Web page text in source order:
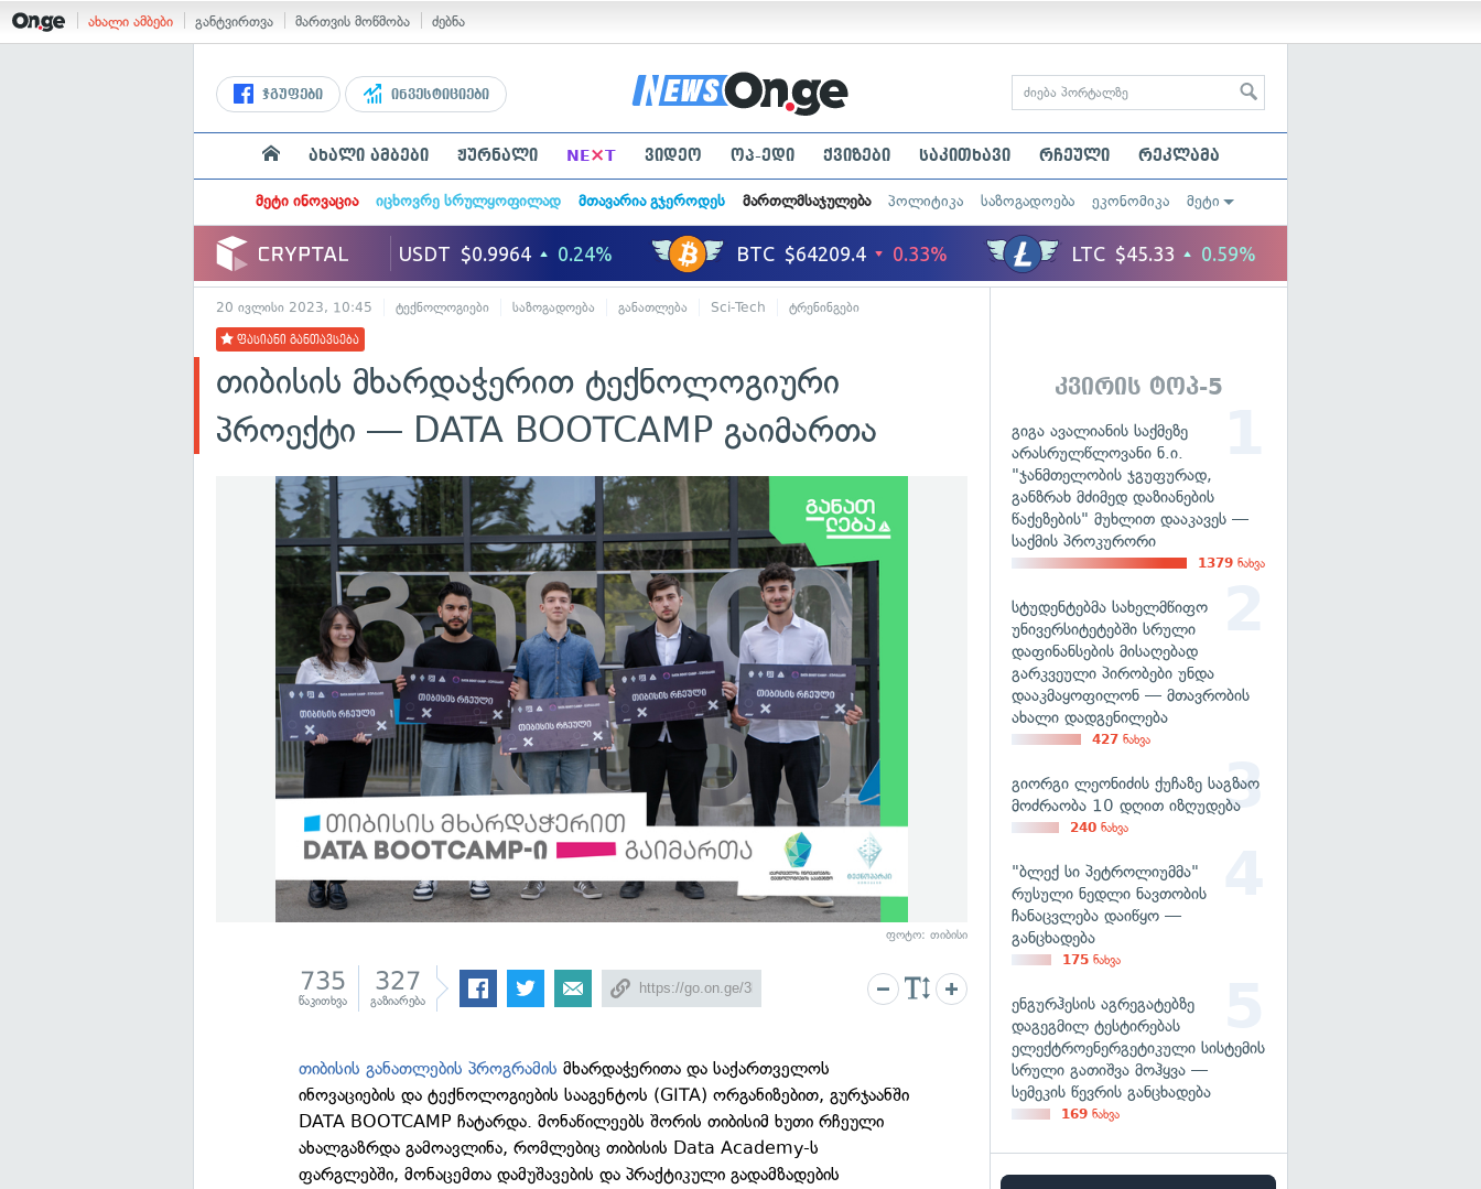
ახალი ამბები განტვირთვა მართვის მოწმობა ძებნა
ჯგუფები ინვესტიციები
ახალი ამბები ჟურნალი NE×T ვიდეო ოპ-ედი ქვიზები საკითხავი რჩეული რეკლამა
მეტი ინოვაცია იცხოვრე სრულყოფილად მთავარია გჯეროდეს მართლმსაჯულება პოლიტიკა საზოგადოება ეკონომიკა მეტი
20 ივლისი 2023, 10:45 ტექნოლოგიები საზოგადოება განათლება Sci-Tech ტრენინგები
ფასიანი განთავსება
თიბისის მხარდაჭერით ტექნოლოგიური
პროექტი — DATA BOOTCAMP გაიმართა
ფოტო: თიბისი
735
წაკითხვა
327
გაზიარება
თიბისის განათლების პროგრამის მხარდაჭერითა და საქართველოს
ინოვაციების და ტექნოლოგიების სააგენტოს (GITA) ორგანიზებით, გურჯაანში
DATA BOOTCAMP ჩატარდა. მონაწილეებს შორის თიბისიმ ხუთი რჩეული
ახალგაზრდა გამოავლინა, რომლებიც თიბისის Data Academy-ს
ფარგლებში, მონაცემთა დამუშავების და პრაქტიკული გადამზადების
კვირის ტოპ-5
გიგა ავალიანის საქმეზე
არასრულწლოვანი ნ.ი.
"ჯანმთელობის ჯგუფურად,
განზრახ მძიმედ დაზიანების
წაქეზების" მუხლით დააკავეს —
საქმის პროკურორი
1379 ნახვა
სტუდენტებმა სახელმწიფო
უნივერსიტეტებში სრული
დაფინანსების მისაღებად
გარკვეული პირობები უნდა
დააკმაყოფილონ — მთავრობის
ახალი დადგენილება
427 ნახვა
გიორგი ლეონიძის ქუჩაზე საგზაო
მოძრაობა 10 დღით იზღუდება
240 ნახვა
"ბლექ სი პეტროლიუმმა"
რუსული ნედლი ნავთობის
ჩანაცვლება დაიწყო —
განცხადება
175 ნახვა
ენგურჰესის აგრეგატებზე
დაგეგმილ ტესტირებას
ელექტროენერგეტიკული სისტემის
სრული გათიშვა მოჰყვა —
სემეკის წევრის განცხადება
169 ნახვა